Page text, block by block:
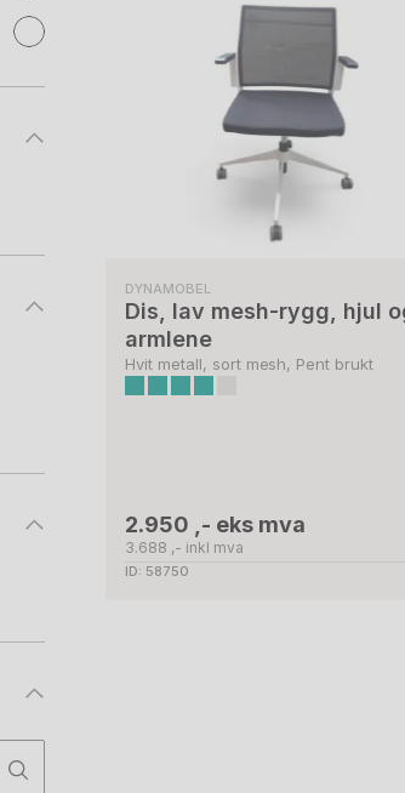
DYNAMOBEL
Dis, lav mesh-rygg, hjul
armlene
Hvit metall, sort mesh, Pent brukt
2.950 ,- eks mva
3.688 ,- inkl mva
ID: 58750